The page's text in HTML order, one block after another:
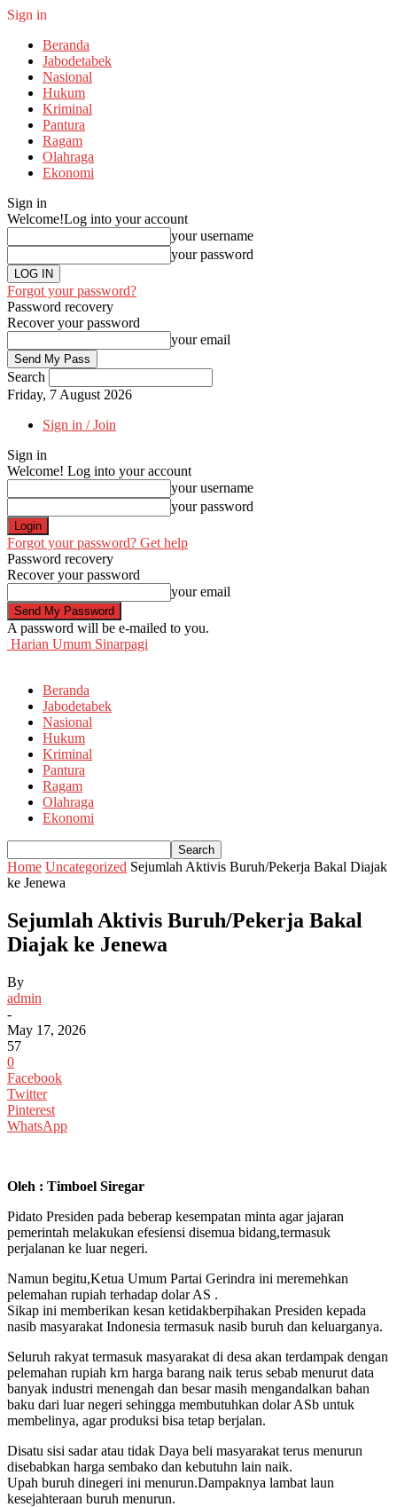
Sign in
Beranda
Jabodetabek
Nasional
Hukum
Kriminal
Pantura
Ragam
Olahraga
Ekonomi
Sign in
Welcome!Log into your account
your username
your password
Forgot your password?
Password recovery
Recover your password
your email
Search
Friday, 7 August 2026
Sign in / Join
Sign in
Welcome! Log into your account
your username
your password
Forgot your password? Get help
Password recovery
Recover your password
your email
A password will be e-mailed to you.
Harian Umum Sinarpagi
Beranda
Jabodetabek
Nasional
Hukum
Kriminal
Pantura
Ragam
Olahraga
Ekonomi
Home Uncategorized Sejumlah Aktivis Buruh/Pekerja Bakal Diajak
ke Jenewa
Sejumlah Aktivis Buruh/Pekerja Bakal
Diajak ke Jenewa
By
admin
-
May 17, 2026
57
0
Facebook
Twitter
Pinterest
WhatsApp
Oleh : Timboel Siregar
Pidato Presiden pada beberap kesempatan minta agar jajaran
pemerintah melakukan efesiensi disemua bidang,termasuk
perjalanan ke luar negeri.
Namun begitu,Ketua Umum Partai Gerindra ini meremehkan
pelemahan rupiah terhadap dolar AS .
Sikap ini memberikan kesan ketidakberpihakan Presiden kepada
nasib masyarakat Indonesia termasuk nasib buruh dan keluarganya.
Seluruh rakyat termasuk masyarakat di desa akan terdampak dengan
pelemahan rupiah krn harga barang naik terus sebab menurut data
banyak industri menengah dan besar masih mengandalkan bahan
baku dari luar negeri sehingga membutuhkan dolar ASb untuk
membelinya, agar produksi bisa tetap berjalan.
Disatu sisi sadar atau tidak Daya beli masyarakat terus menurun
disebabkan harga sembako dan kebutuhn lain naik.
Upah buruh dinegeri ini menurun.Dampaknya lambat laun
kesejahteraan buruh menurun.